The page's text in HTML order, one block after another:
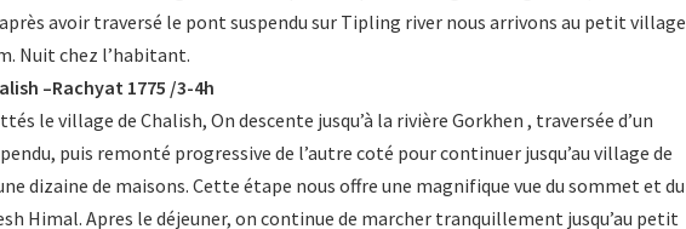
avoir traversé le pont suspendu sur Tipling river nous arrivons au petit village
Nuit chez l’habitant.
–Rachyat 1775 /3-4h
le village de Chalish, On descente jusqu’à la rivière Gorkhen , traversée d’un
puis remonté progressive de l’autre coté pour continuer jusqu’au village de
dizaine de maisons. Cette étape nous offre une magnifique vue du sommet et du
Himal. Apres le déjeuner, on continue de marcher tranquillement jusqu’au petit